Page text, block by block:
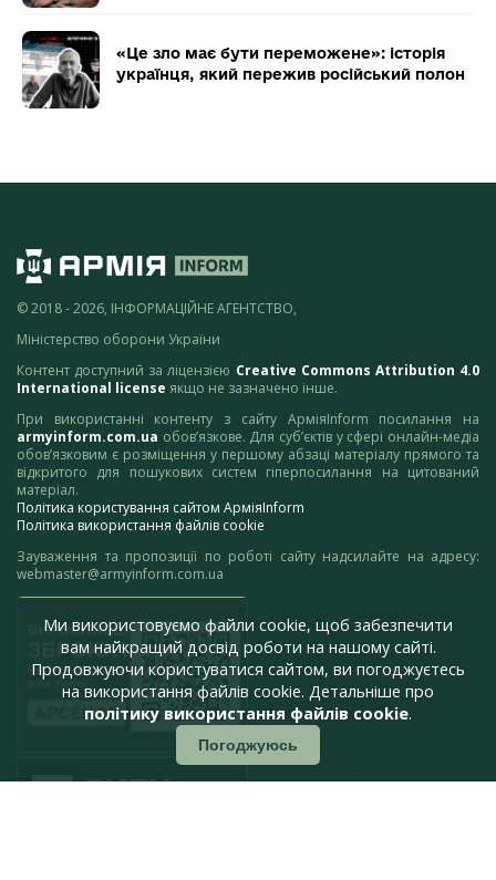
«Це зло має бути переможене»: історія
українця, який пережив російський полон
© 2018 - 2026, ІНФОРМАЦІЙНЕ АГЕНТСТВО,
Міністерство оборони України
Контент доступний за ліцензією Creative Commons Attribution 4.0
International license якщо не зазначено інше.
При використанні контенту з сайту АрміяInform посилання на
armyinform.com.ua обов’язкове. Для суб’єктів у сфері онлайн-медіа
обов’язковим є розміщення у першому абзаці матеріалу прямого та
відкритого для пошукових систем гіперпосилання на цитований
матеріал.
Політика користування сайтом АрміяInform
Політика використання файлів cookie
Зауваження та пропозиції по роботі сайту надсилайте на адресу:
webmaster@armyinform.com.ua
Ми використовуємо файли cookie, щоб забезпечити
вам найкращий досвід роботи на нашому сайті.
Продовжуючи користуватися сайтом, ви погоджуєтесь
на використання файлів cookie. Детальніше про
політику використання файлів cookie.
Погоджуюсь